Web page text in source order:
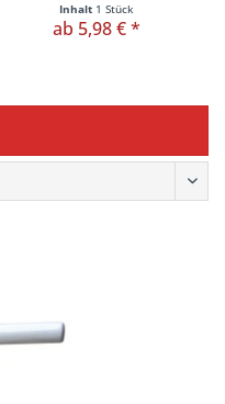
Inhalt 1 Stück
ab 5,98 € *